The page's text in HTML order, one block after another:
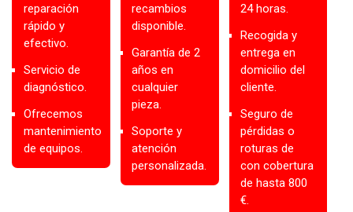
reparación
rápido y
efectivo.
Servicio de
diagnóstico.
Ofrecemos
mantenimiento
de equipos.
recambios
disponible.
Garantía de 2
años en
cualquier
pieza.
Soporte y
atención
personalizada.
24 horas.
Recogida y
entrega en
domicilio del
cliente.
Seguro de
pérdidas o
roturas de
con cobertura
de hasta 800
€.